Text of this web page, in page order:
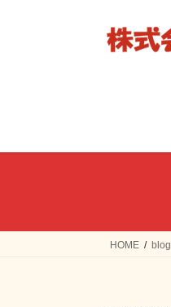
HOME blog